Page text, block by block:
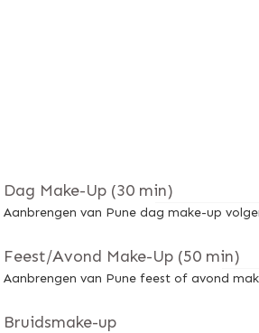
Dag Make-Up (30 min)
Aanbrengen van Pune dag make-up
Feest/Avond Make-Up (50 min)
Aanbrengen van Pune feest of avond
Bruidsmake-up